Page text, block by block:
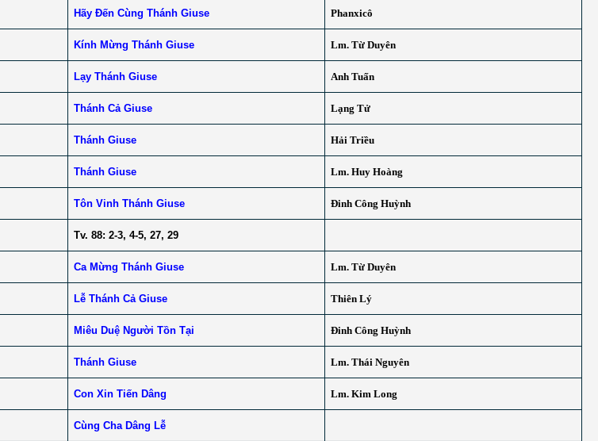
Hãy Đến Cùng Thánh Giuse Phanxicô
Kính Mừng Thánh Giuse Lm. Từ Duyên
Lạy Thánh Giuse Anh Tuấn
Thánh Cả Giuse Lạng Tử
Thánh Giuse Hải Triều
Thánh Giuse Lm. Huy Hoàng
Tôn Vinh Thánh Giuse Đinh Công Huỳnh
Tv. 88: 2-3, 4-5, 27, 29
Ca Mừng Thánh Giuse Lm. Từ Duyên
Lễ Thánh Cả Giuse Thiên Lý
Miêu Duệ Người Tồn Tại Đinh Công Huỳnh
Thánh Giuse Lm. Thái Nguyên
Con Xin Tiến Dâng Lm. Kim Long
Cùng Cha Dâng Lễ